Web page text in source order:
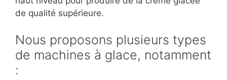
de qualité supérieure.
Nous proposons plusieurs types
de machines à glace, notamment
: